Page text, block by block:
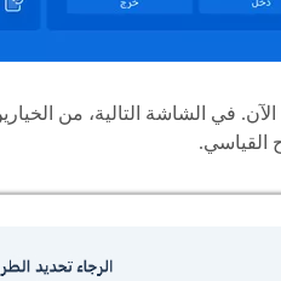
الآن. في الشاشة التالية، من
القياسي.